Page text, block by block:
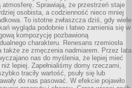
atmosferę. Sprawiają, że przestrzeń staje
osobista, a codzienność nieco mniej
To istotne zwłaszcza dziś, gdy wiele
wygląda podobnie i łatwo zamienia się w
kompozycję pozbawioną
charakteru. Renesans rzemiosła
także ze zmęczenia nadmiarem. Przez lata
nas do myślenia, że lepiej mieć
lepiej. Zapełnialiśmy domy rzeczami,
traciły wartość, psuły się lub
do nas pasować. W efekcie pojawiło